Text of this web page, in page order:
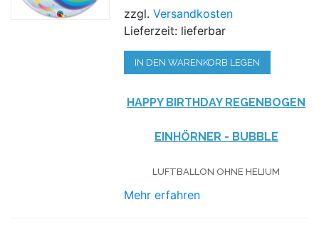
zzgl.Versandkosten
Lieferzeit: lieferbar
IN DEN WARENKORB LEGEN
HAPPY BIRTHDAY REGENBOGEN
EINHÖRNER - BUBBLE
LUFTBALLON OHNE HELIUM
Mehr erfahren